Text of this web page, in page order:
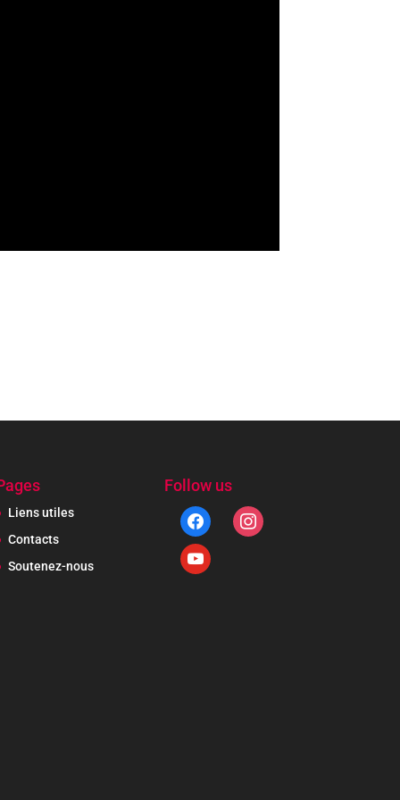
Liens utiles
Contacts
Soutenez-nous
Follow us
facebook instagram
youtube